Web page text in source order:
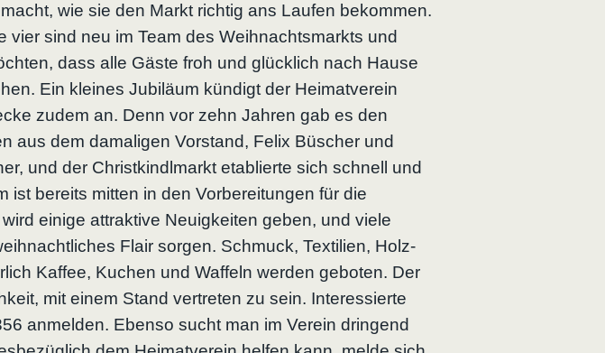
wie sie den Markt richtig ans Laufen bekommen.
vier sind neu im Team des Weihnachtsmarkts und
dass alle Gäste froh und glücklich nach Hause
Ein kleines Jubiläum kündigt der Heimatverein
zudem an. Denn vor zehn Jahren gab es den
aus dem damaligen Vorstand, Felix Büscher und
und der Christkindlmarkt etablierte sich schnell und
ist bereits mitten in den Vorbereitungen für die
einige attraktive Neuigkeiten geben, und viele
Flair sorgen. Schmuck, Textilien, Holz-
Kaffee, Kuchen und Waffeln werden geboten. Der
mit einem Stand vertreten zu sein. Interessierte
anmelden. Ebenso sucht man im Verein dringend